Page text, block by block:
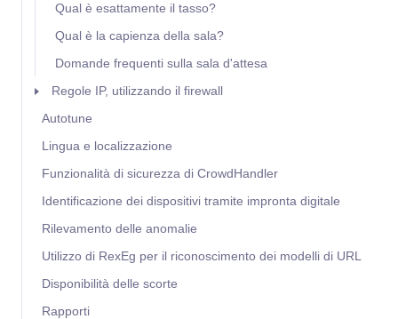
Qual è esattamente il tasso?
Qual è la capienza della sala?
Domande frequenti sulla sala d'attesa
Regole IP, utilizzando il firewall
Autotune
Lingua e localizzazione
Funzionalità di sicurezza di CrowdHandler
Identificazione dei dispositivi tramite impronta digitale
Rilevamento delle anomalie
Utilizzo di RexEg per il riconoscimento dei modelli di URL
Disponibilità delle scorte
Rapporti